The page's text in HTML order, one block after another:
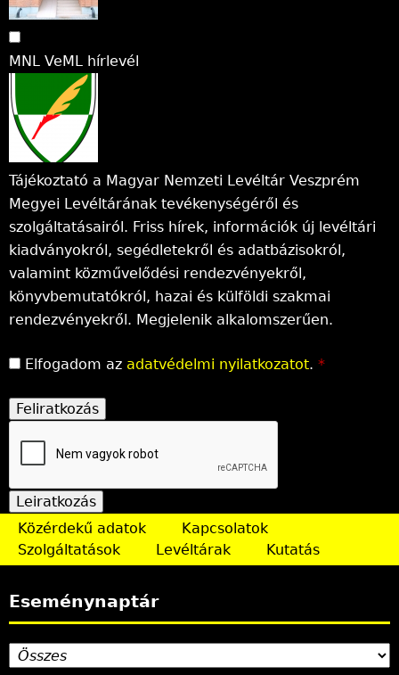
MNL VeML hírlevél
Tájékoztató a Magyar Nemzeti Levéltár Veszprém
Megyei Levéltárának tevékenységéről és
szolgáltatásairól. Friss hírek, információk új levéltári
kiadványokról, segédletekről és adatbázisokról,
valamint közművelődési rendezvényekről,
könyvbemutatókról, hazai és külföldi szakmai
rendezvényekről. Megjelenik alkalomszerűen.
Elfogadom az adatvédelmi nyilatkozatot. *
Közérdekű adatok
Kapcsolatok
Szolgáltatások
Levéltárak Kutatás
Eseménynaptár